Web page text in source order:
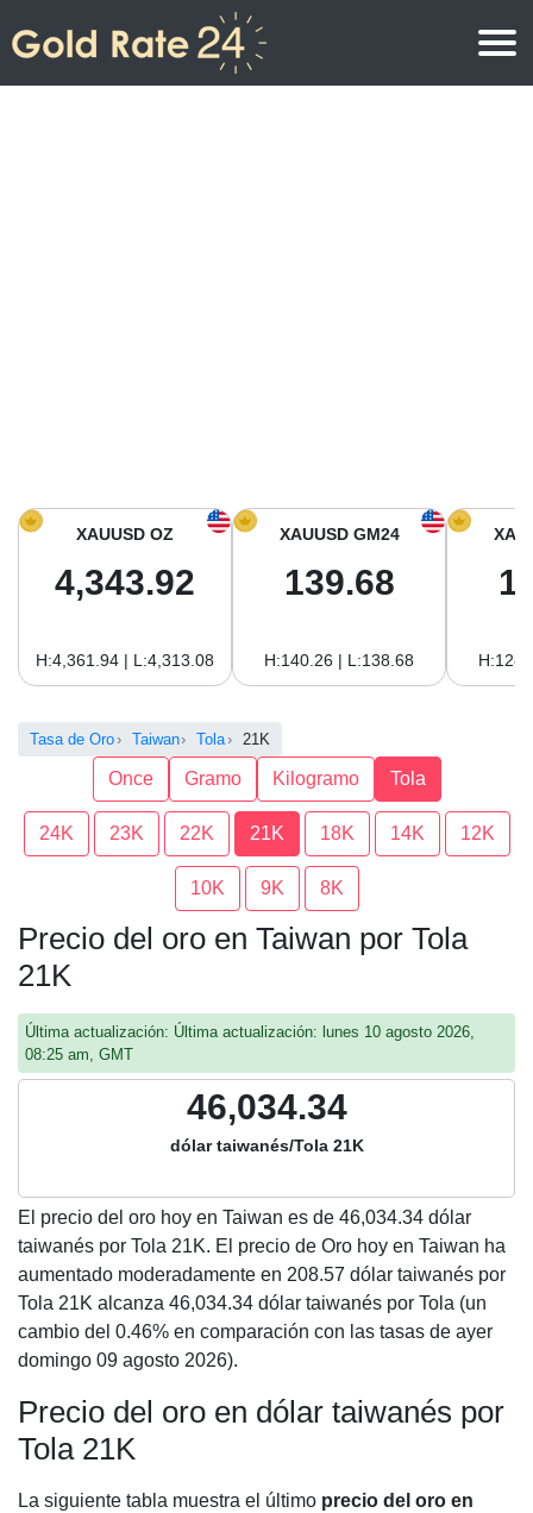
Precio del Oro hoy en América del sur
XAUUSD OZ
4,343.92
H:4,361.94 | L:4,313.08
XAUUSD GM24
139.68
H:140.26 | L:138.68
Tasa de Oro Taiwan Tola 21K
Once Gramo Kilogramo Tola
24K 23K 22K 21K 18K 14K 12K
10K 9K 8K
Precio del oro en Taiwan por Tola
21K
Última actualización: Última actualización: lunes 10 agosto 2026,
08:25 am, GMT
46,034.34
dólar taiwanés/Tola 21K
El precio del oro hoy en Taiwan es de 46,034.34 dólar
taiwanés por Tola 21K. El precio de Oro hoy en Taiwan ha
aumentado moderadamente en 208.57 dólar taiwanés por
Tola 21K alcanza 46,034.34 dólar taiwanés por Tola (un
cambio del 0.46% en comparación con las tasas de ayer
domingo 09 agosto 2026).
Precio del oro en dólar taiwanés por
Tola 21K
La siguiente tabla muestra el último precio del oro en